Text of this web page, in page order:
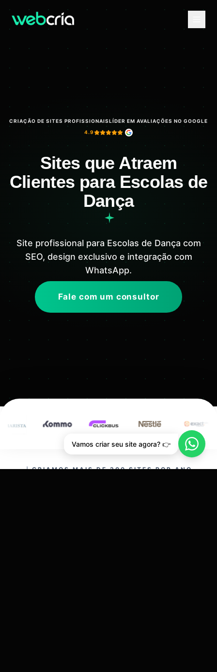
CRIAÇÃO DE SITES PROFISSIONAISLÍDER EM AVALIAÇÕES NO GOOGLE
4.9
Sites que Atraem
Clientes para Escolas de
Dança
Site profissional para Escolas de Dança com
SEO, design exclusivo e integração com
WhatsApp.
Fale com um consultor
CRIAMOS MAIS DE 200 SITES POR ANO.
Vamos criar seu site agora? 👉